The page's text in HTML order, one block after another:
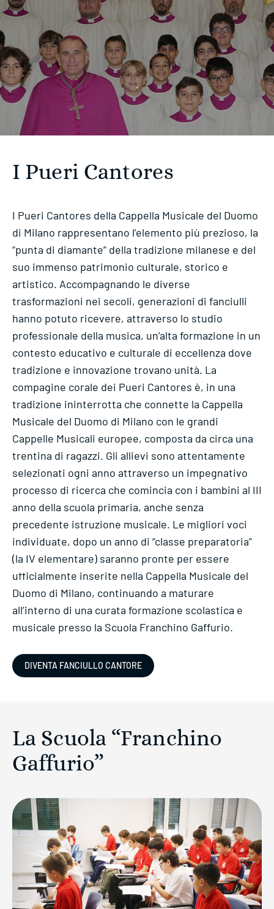
.
I Pueri Cantores
I Pueri Cantores della Cappella Musicale del Duomo
di Milano rappresentano l’elemento più prezioso, la
“punta di diamante” della tradizione milanese e del
suo immenso patrimonio culturale, storico e
artistico. Accompagnando le diverse
trasformazioni nei secoli, generazioni di fanciulli
hanno potuto ricevere, attraverso lo studio
professionale della musica, un’alta formazione in un
contesto educativo e culturale di eccellenza dove
tradizione e innovazione trovano unità. La
compagine corale dei Pueri Cantores è, in una
tradizione ininterrotta che connette la Cappella
Musicale del Duomo di Milano con le grandi
Cappelle Musicali europee, composta da circa una
trentina di ragazzi. Gli allievi sono attentamente
selezionati ogni anno attraverso un impegnativo
processo di ricerca che comincia con i bambini al III
anno della scuola primaria, anche senza
precedente istruzione musicale. Le migliori voci
individuate, dopo un anno di “classe preparatoria”
(la IV elementare) saranno pronte per essere
ufficialmente inserite nella Cappella Musicale del
Duomo di Milano, continuando a maturare
all’interno di una curata formazione scolastica e
musicale presso la Scuola Franchino Gaffurio.
DIVENTA FANCIULLO CANTORE
La Scuola “Franchino
Gaffurio”